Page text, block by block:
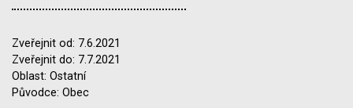
Zveřejnit od: 7.6.2021
Zveřejnit do: 7.7.2021
Oblast: Ostatní
Původce: Obec